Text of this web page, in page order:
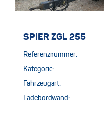
SPIER ZGL 255
Referenznummer:
Kategorie:
Fahrzeugart:
Ladebordwand: